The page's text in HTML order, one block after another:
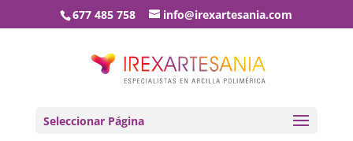
677 485 758 info@irexartesania.com
Seleccionar Página